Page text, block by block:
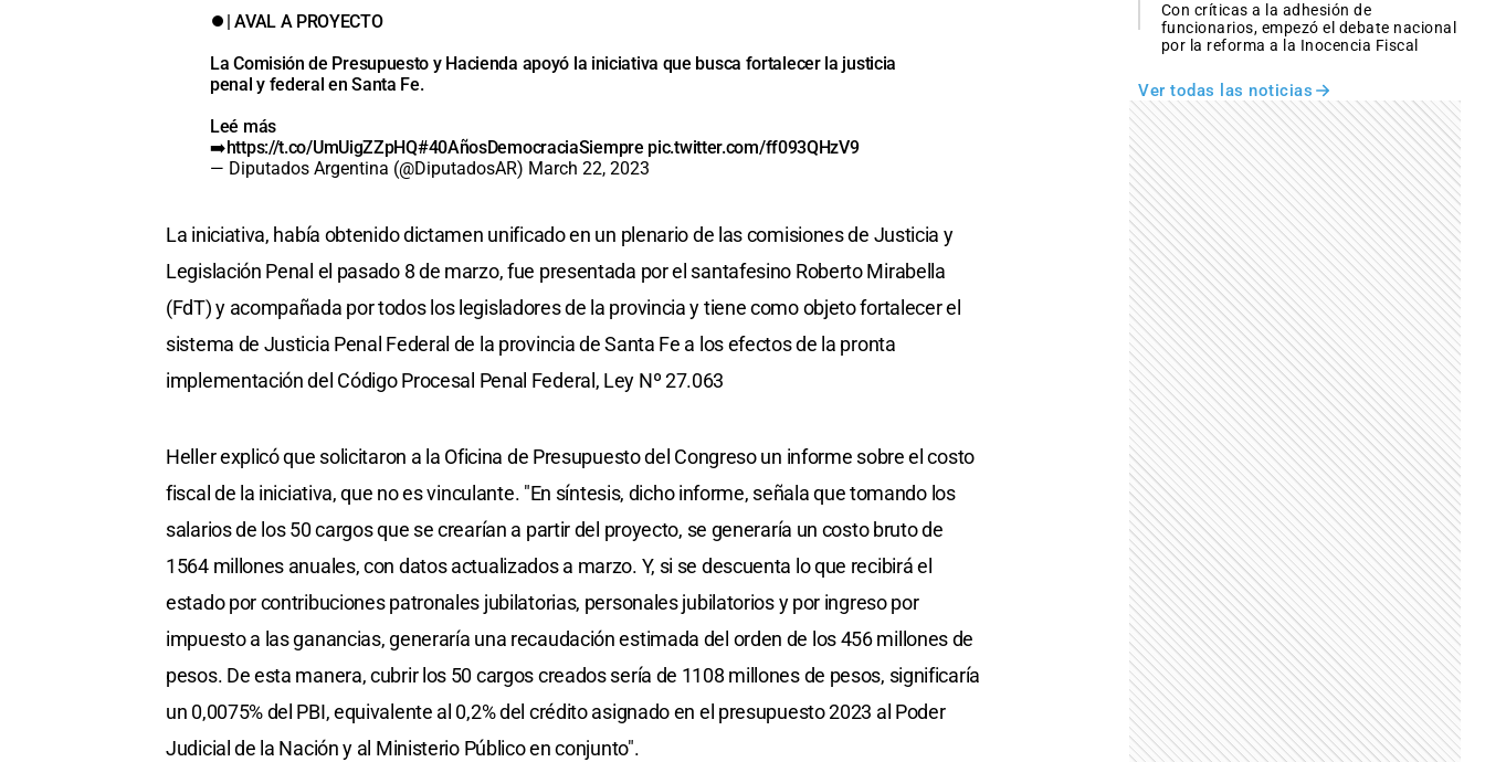
⏺| AVAL A PROYECTO
La Comisión de Presupuesto y Hacienda apoyó la iniciativa que busca fortalecer la justicia
penal y federal en Santa Fe.
Leé más
➡️https://t.co/UmUigZZpHQ#40AñosDemocraciaSiempre pic.twitter.com/ff093QHzV9
— Diputados Argentina (@DiputadosAR) March 22, 2023
La iniciativa, había obtenido dictamen unificado en un plenario de las comisiones de Justicia y
Legislación Penal el pasado 8 de marzo, fue presentada por el santafesino Roberto Mirabella
(FdT) y acompañada por todos los legisladores de la provincia y tiene como objeto fortalecer el
sistema de Justicia Penal Federal de la provincia de Santa Fe a los efectos de la pronta
implementación del Código Procesal Penal Federal, Ley Nº 27.063
Heller explicó que solicitaron a la Oficina de Presupuesto del Congreso un informe sobre el costo
fiscal de la iniciativa, que no es vinculante. "En síntesis, dicho informe, señala que tomando los
salarios de los 50 cargos que se crearían a partir del proyecto, se generaría un costo bruto de
1564 millones anuales, con datos actualizados a marzo. Y, si se descuenta lo que recibirá el
estado por contribuciones patronales jubilatorias, personales jubilatorios y por ingreso por
impuesto a las ganancias, generaría una recaudación estimada del orden de los 456 millones de
pesos. De esta manera, cubrir los 50 cargos creados sería de 1108 millones de pesos, significaría
un 0,0075% del PBI, equivalente al 0,2% del crédito asignado en el presupuesto 2023 al Poder
Judicial de la Nación y al Ministerio Público en conjunto".
Con críticas a la adhesión de
funcionarios, empezó el debate nacional
por la reforma a la Inocencia Fiscal
Ver todas las noticias